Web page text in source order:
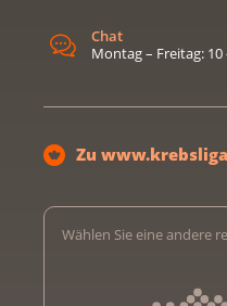
Chat
Montag – Freitag: 10
Zu
Wählen Sie eine andere